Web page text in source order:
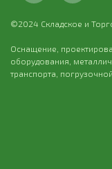
©2024 Складское и
Оснащение,
оборудования,
транспорта,